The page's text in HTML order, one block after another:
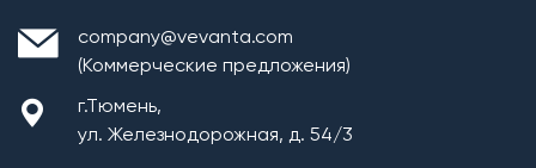
company@vevanta.com
(Коммерческие предложения)
г.Тюмень,
ул. Железнодорожная, д. 54/3